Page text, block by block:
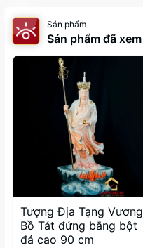
Sản phẩm
Sản phẩm đã xem
Tượng Địa Tạng Vương
Bồ Tát đứng bằng bột
đá cao 90 cm